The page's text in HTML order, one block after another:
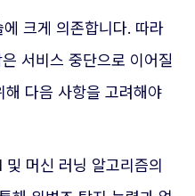
크게 의존합니다. 따라
서비스 중단으로 이어질
다음 사항을 고려해야
및 머신 러닝 알고리즘의